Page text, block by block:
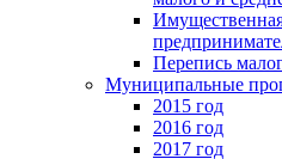
Перепись
Муниципальные
2015 год
2016 год
2017 год